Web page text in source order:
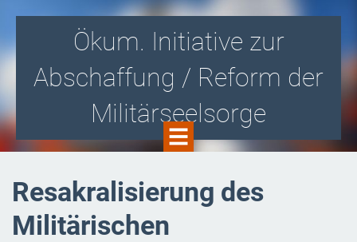
Ökum. Initiative zur
Abschaffung / Reform der
Militärseelsorge
Gegen die Zusammenarbeit von Kirche
und Militär! Für eine kirchlich
organisierte Soldatenseelsorge i.S.v.
Resakralisierung des
Militärischen